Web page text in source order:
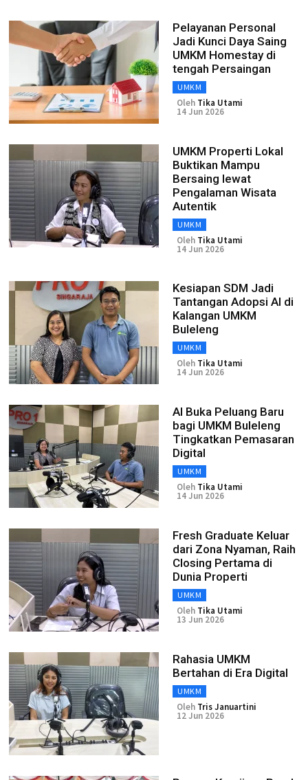
Pelayanan Personal
Jadi Kunci Daya Saing
UMKM Homestay di
tengah Persaingan
UMKM
Oleh Tika Utami
14 Jun 2026
UMKM Properti Lokal
Buktikan Mampu
Bersaing lewat
Pengalaman Wisata
Autentik
UMKM
Oleh Tika Utami
14 Jun 2026
Kesiapan SDM Jadi
Tantangan Adopsi AI di
Kalangan UMKM
Buleleng
UMKM
Oleh Tika Utami
14 Jun 2026
AI Buka Peluang Baru
bagi UMKM Buleleng
Tingkatkan Pemasaran
Digital
UMKM
Oleh Tika Utami
14 Jun 2026
Fresh Graduate Keluar
dari Zona Nyaman, Raih
Closing Pertama di
Dunia Properti
UMKM
Oleh Tika Utami
13 Jun 2026
Rahasia UMKM
Bertahan di Era Digital
UMKM
Oleh Tris Januartini
12 Jun 2026